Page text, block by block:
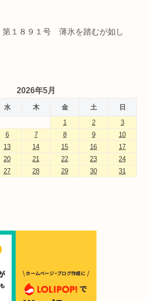
第１８９１号 薄氷を踏むが如し
2026年5月
水 木 金 土
日
1
2
3
6 7 8 9
10
13 14 15 16
17
20 21 22 23
24
27 28 29 30 31